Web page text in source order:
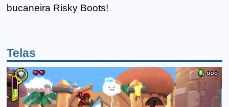
bucaneira Risky Boots!
Telas